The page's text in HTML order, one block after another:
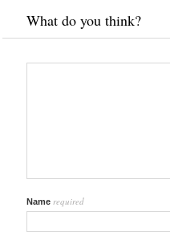
What do you think?
Name required